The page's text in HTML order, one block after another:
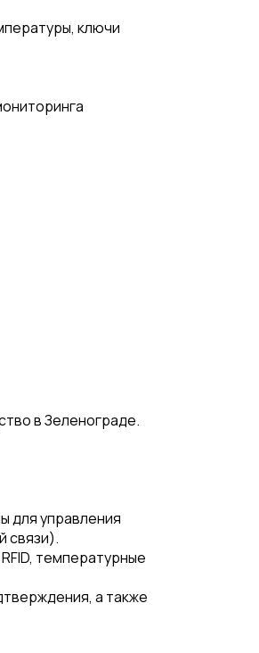
ключи
в Зеленограде.
для управления
связи).
температурные
а также